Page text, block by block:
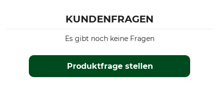
KUNDENFRAGEN
Produktfrage stellen
Es gibt noch keine Fragen